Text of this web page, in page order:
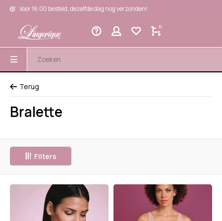
Voor 16:00 besteld, dezelfde dag nog verzonden!
0
Terug
Bralette
Filters